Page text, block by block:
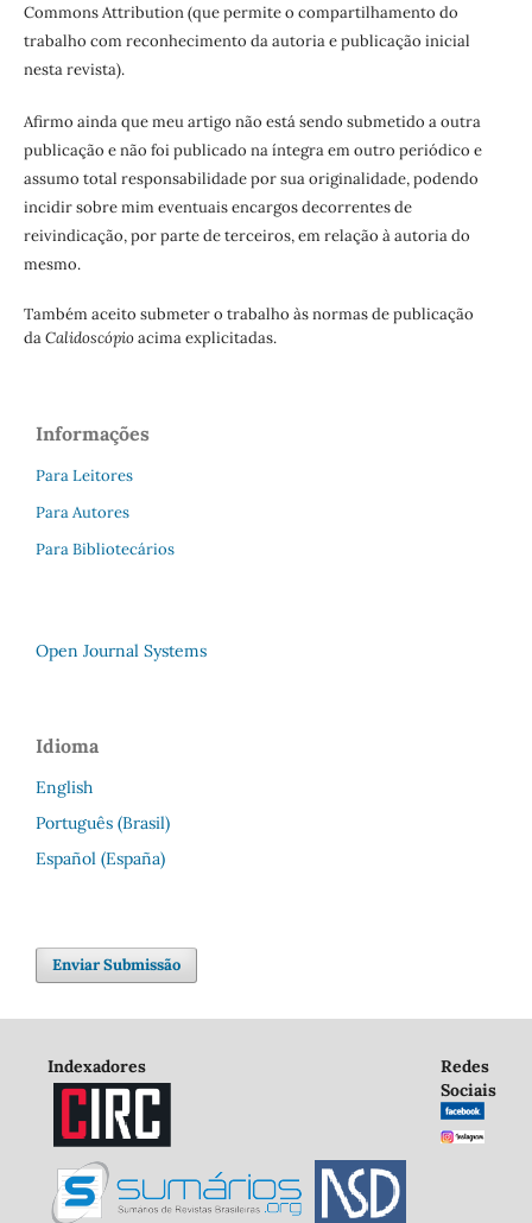
Commons Attribution (que permite o compartilhamento do
trabalho com reconhecimento da autoria e publicação inicial
nesta revista).
Afirmo ainda que meu artigo não está sendo submetido a outra
publicação e não foi publicado na íntegra em outro periódico e
assumo total responsabilidade por sua originalidade, podendo
incidir sobre mim eventuais encargos decorrentes de
reivindicação, por parte de terceiros, em relação à autoria do
mesmo.
Também aceito submeter o trabalho às normas de publicação
daCalidoscópioacima explicitadas.
Informações
Para Leitores
Para Autores
Para Bibliotecários
Open Journal Systems
Idioma
English
Português (Brasil)
Español (España)
Enviar Submissão
Indexadores
Redes
Sociais